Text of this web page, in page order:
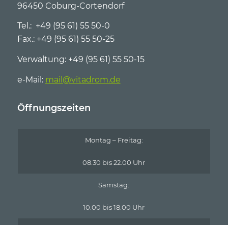
96450 Coburg-Cortendorf
Tel.: +49 (95 61) 55 50-0
Fax.: +49 (95 61) 55 50-25
Verwaltung: +49 (95 61) 55 50-15
e-Mail: mail@vitadrom.de
Öffnungszeiten
Montag – Freitag:
08.30 bis 22.00 Uhr
Samstag:
10.00 bis 18.00 Uhr